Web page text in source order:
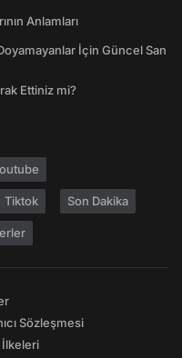
Anlamları
İçin Güncel San
Ettiniz mi?
Tiktok Son Dakika
Sözleşmesi
İlkeleri